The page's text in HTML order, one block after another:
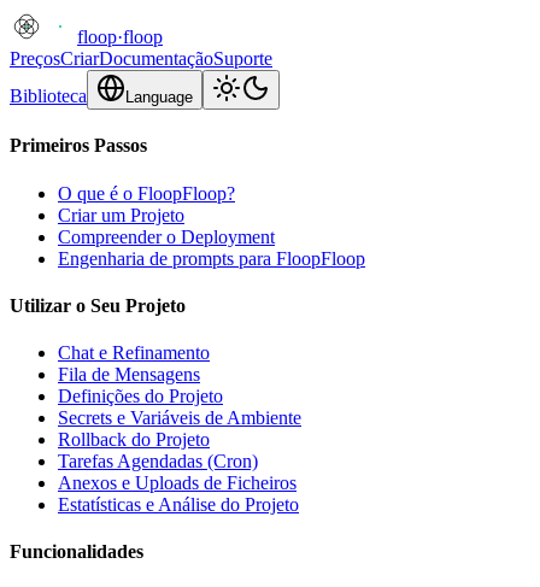
floop·floop
PreçosCriarDocumentaçãoSuporte
Biblioteca
Language
Primeiros Passos
O que é o FloopFloop?
Criar um Projeto
Compreender o Deployment
Engenharia de prompts para FloopFloop
Utilizar o Seu Projeto
Chat e Refinamento
Fila de Mensagens
Definições do Projeto
Secrets e Variáveis de Ambiente
Rollback do Projeto
Tarefas Agendadas (Cron)
Anexos e Uploads de Ficheiros
Estatísticas e Análise do Projeto
Funcionalidades